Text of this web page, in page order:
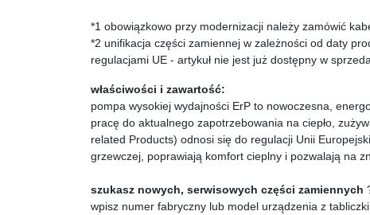
*1 obowiązkowo przy modernizacji należy zamówić
*2 unifikacja części zamiennej w zależności od daty
regulacjami UE - artykuł nie jest już dostępny w
właściwości i zawartość:
pompa wysokiej wydajności ErP to nowoczesna,
pracę do aktualnego zapotrzebowania na ciepło,
related Products) odnosi się do regulacji Unii
grzewczej, poprawiają komfort cieplny i pozwalają na
szukasz nowych, serwisowych części zamiennych
wpisz numer fabryczny lub model urządzenia z